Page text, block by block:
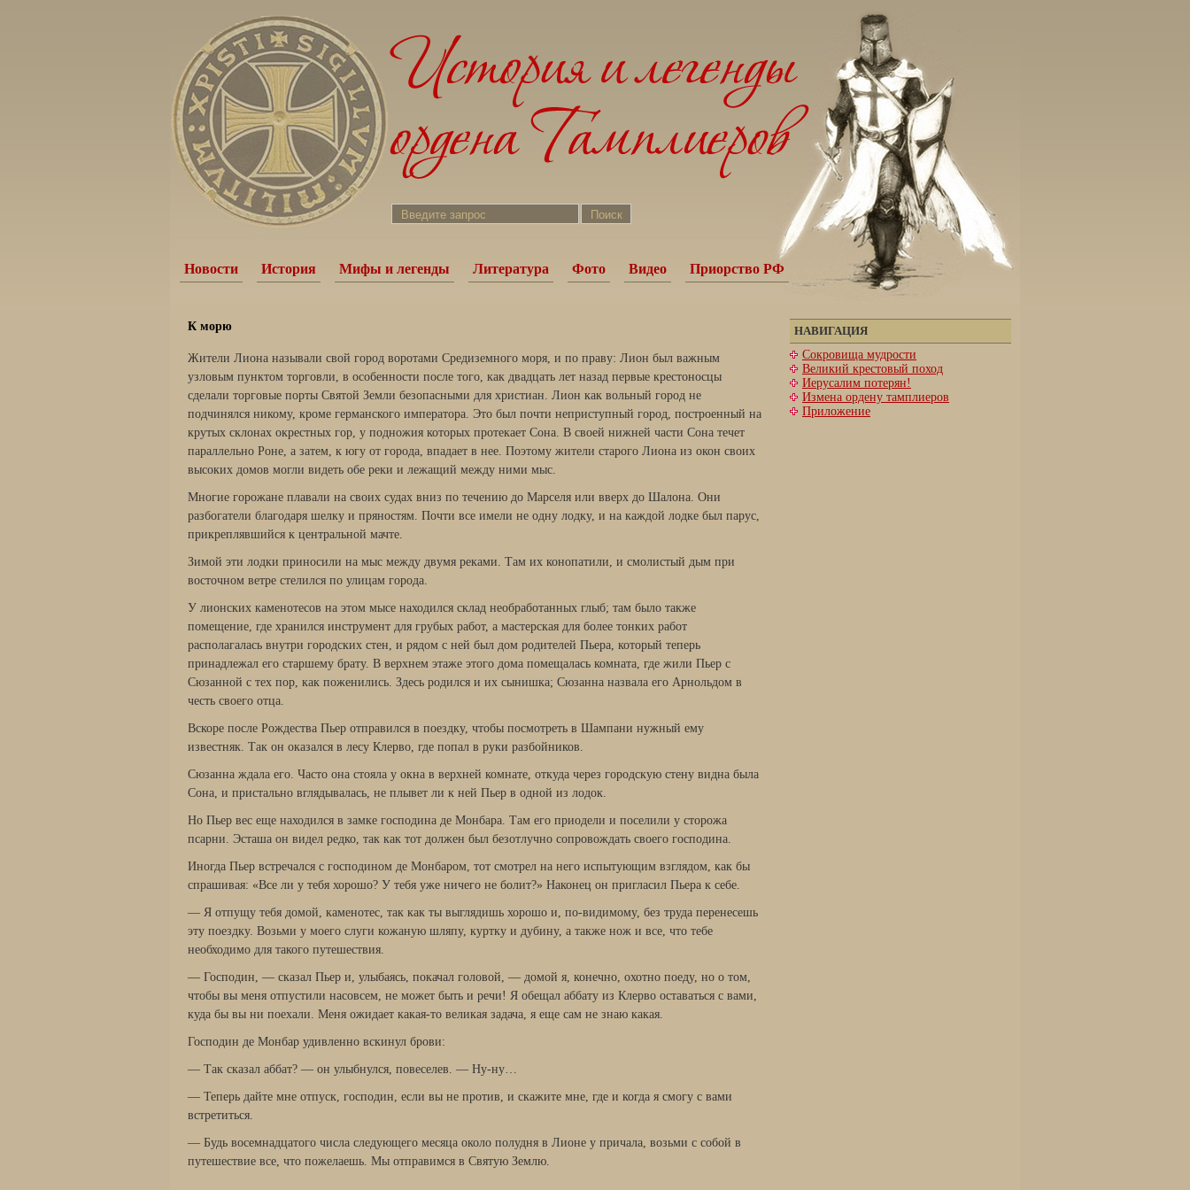
Новости История Мифы и легенды Литература Фото Видео Приорство РФ
К морю
Жители Лиона называли свой город воротами Средиземного моря, и по праву: Лион был важным
узловым пунктом торговли, в особенности после того, как двадцать лет назад первые крестоносцы
сделали торговые порты Святой Земли безопасными для христиан. Лион как вольный город не
подчинялся никому, кроме германского императора. Это был почти неприступный город, построенный на
крутых склонах окрестных гор, у подножия которых протекает Сона. В своей нижней части Сона течет
параллельно Роне, а затем, к югу от города, впадает в нее. Поэтому жители старого Лиона из окон своих
высоких домов могли видеть обе реки и лежащий между ними мыс.
Многие горожане плавали на своих судах вниз по течению до Марселя или вверх до Шалона. Они
разбогатели благодаря шелку и пряностям. Почти все имели не одну лодку, и на каждой лодке был парус,
прикреплявшийся к центральной мачте.
Зимой эти лодки приносили на мыс между двумя реками. Там их конопатили, и смолистый дым при
восточном ветре стелился по улицам города.
У лионских каменотесов на этом мысе находился склад необработанных глыб; там было также
помещение, где хранился инструмент для грубых работ, а мастерская для более тонких работ
располагалась внутри городских стен, и рядом с ней был дом родителей Пьера, который теперь
принадлежал его старшему брату. В верхнем этаже этого дома помещалась комната, где жили Пьер с
Сюзанной с тех пор, как поженились. Здесь родился и их сынишка; Сюзанна назвала его Арнольдом в
честь своего отца.
Вскоре после Рождества Пьер отправился в поездку, чтобы посмотреть в Шампани нужный ему
известняк. Так он оказался в лесу Клерво, где попал в руки разбойников.
Сюзанна ждала его. Часто она стояла у окна в верхней комнате, откуда через городскую стену видна была
Сона, и пристально вглядывалась, не плывет ли к ней Пьер в одной из лодок.
Но Пьер вес еще находился в замке господина де Монбара. Там его приодели и поселили у сторожа
псарни. Эсташа он видел редко, так как тот должен был безотлучно сопровождать своего господина.
Иногда Пьер встречался с господином де Монбаром, тот смотрел на него испытующим взглядом, как бы
спрашивая: «Все ли у тебя хорошо? У тебя уже ничего не болит?» Наконец он пригласил Пьера к себе.
— Я отпущу тебя домой, каменотес, так как ты выглядишь хорошо и, по-видимому, без труда перенесешь
эту поездку. Возьми у моего слуги кожаную шляпу, куртку и дубину, а также нож и все, что тебе
необходимо для такого путешествия.
— Господин, — сказал Пьер и, улыбаясь, покачал головой, — домой я, конечно, охотно поеду, но о том,
чтобы вы меня отпустили насовсем, не может быть и речи! Я обещал аббату из Клерво оставаться с вами,
куда бы вы ни поехали. Меня ожидает какая-то великая задача, я еще сам не знаю какая.
Господин де Монбар удивленно вскинул брови:
— Так сказал аббат? — он улыбнулся, повеселев. — Ну-ну…
— Теперь дайте мне отпуск, господин, если вы не против, и скажите мне, где и когда я смогу с вами
встретиться.
— Будь восемнадцатого числа следующего месяца около полудня в Лионе у причала, возьми с собой в
путешествие все, что пожелаешь. Мы отправимся в Святую Землю.
НАВИГАЦИЯ
Сокровища мудрости
Великий крестовый поход
Иерусалим потерян!
Измена ордену тамплиеров
Приложение